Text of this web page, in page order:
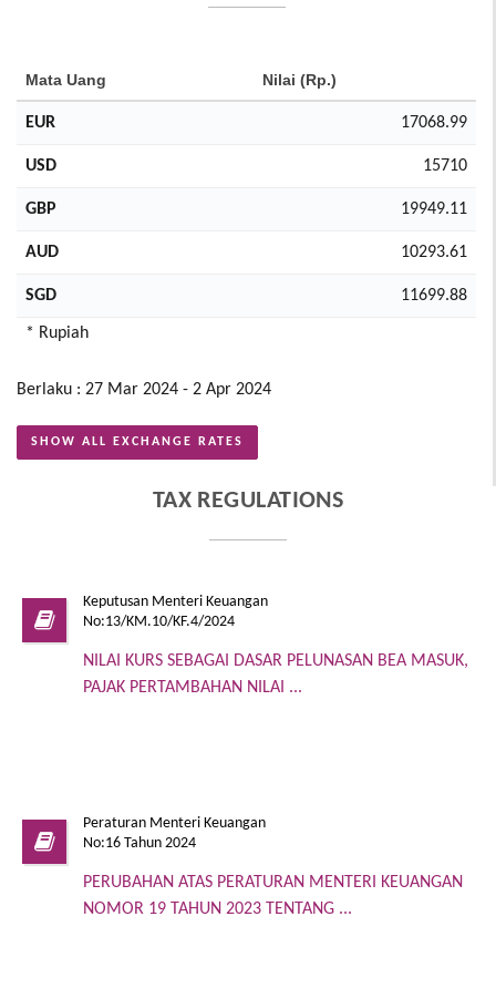
Mata Uang Nilai (Rp.)
EUR 17068.99
USD 15710
GBP 19949.11
AUD 10293.61
SGD 11699.88
* Rupiah
Berlaku : 27 Mar 2024 - 2 Apr 2024
SHOW ALL EXCHANGE RATES
TAX REGULATIONS
Keputusan Menteri Keuangan
No:13/KM.10/KF.4/2024
NILAI KURS SEBAGAI DASAR PELUNASAN BEA MASUK,
PAJAK PERTAMBAHAN NILAI ...
Peraturan Menteri Keuangan
No:16 Tahun 2024
PERUBAHAN ATAS PERATURAN MENTERI KEUANGAN
NOMOR 19 TAHUN 2023 TENTANG ...